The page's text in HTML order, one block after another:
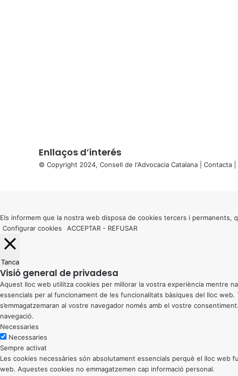
Enllaços d’interés
© Copyright 2024, Consell de l'Advocacia Catalana | Contacta
button
Els informem que la nostra web disposa de cookies tercers i
Configurar cookies
ACCEPTAR - REFUSAR
Tanca
Visió general de privadesa
Aquest lloc web utilitza cookies per millorar la vostra experiència mentre
essencials per al funcionament de les funcionalitats bàsiques del lloc
s’emmagatzemaran al vostre navegador només amb el vostre
navegació.
Necessaries
Necessaries
Sempre activat
Les cookies necessàries són absolutament essencials perquè el lloc
web. Aquestes cookies no emmagatzemen cap informació personal.